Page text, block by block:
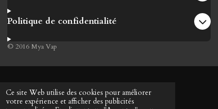
Ce site Web utilise des cookies pour améliorer
votre expérience et afficher des publicités
Politique de confidentialité
© 2016 Mya Vap